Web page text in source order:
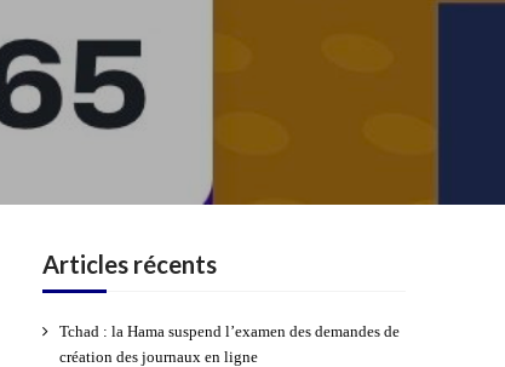
Articles récents
Tchad : la Hama suspend l’examen des demandes de
création des journaux en ligne